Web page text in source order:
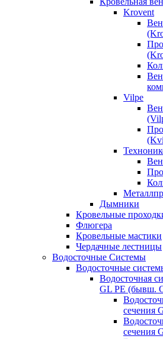
Krovent
Vilpe
Дымники
Кровельные
Флюгера
Кровельные мастики
Чердачные лестницы
Водосточные Системы
Водосточные
Водосточная
GL PE (бывш.
сечения
сечения